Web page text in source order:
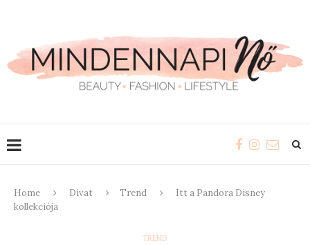
Home Divat Trend
Itt a Pandora Disney
kollekciója
TREND